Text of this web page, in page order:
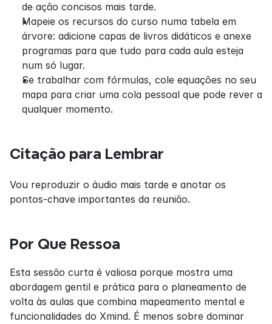
de ação concisos mais tarde.
Mapeie os recursos do curso numa tabela em
árvore: adicione capas de livros didáticos e anexe
programas para que tudo para cada aula esteja
num só lugar.
Se trabalhar com fórmulas, cole equações no seu
mapa para criar uma cola pessoal que pode rever a
qualquer momento.
Citação para Lembrar
Vou reproduzir o áudio mais tarde e anotar os
pontos-chave importantes da reunião.
Por Que Ressoa
Esta sessão curta é valiosa porque mostra uma
abordagem gentil e prática para o planeamento de
volta às aulas que combina mapeamento mental e
funcionalidades do Xmind. É menos sobre dominar